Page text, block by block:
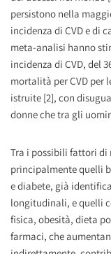
persistono nella
incidenza di CVD e di
meta-analisi hanno
incidenza di CVD, del
mortalità per CVD per
istruite [2], con
donne che tra gli
Tra i possibili fattori di
principalmente quelli
e diabete, già
longitudinali, e quelli
fisica, obesità, dieta
farmaci, che